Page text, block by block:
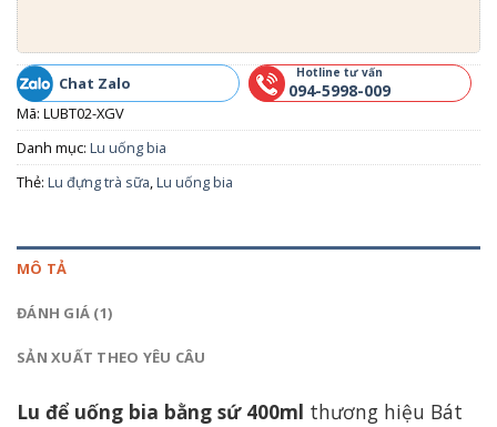
Chat Zalo
Hotline tư vấn
094-5998-009
Mã: LUBT02-XGV
Danh mục: Lu uống bia
Thẻ: Lu đựng trà sữa,Lu uống bia
MÔ TẢ
ĐÁNH GIÁ (1)
SẢN XUẤT THEO YÊU CÂU
Lu để uống bia bằng sứ 400ml thương hiệu Bát